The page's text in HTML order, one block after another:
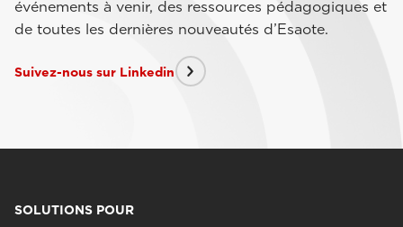
événements à venir, des ressources pédagogiques et
de toutes les dernières nouveautés d’Esaote.
Suivez-nous sur Linkedin
SOLUTIONS POUR